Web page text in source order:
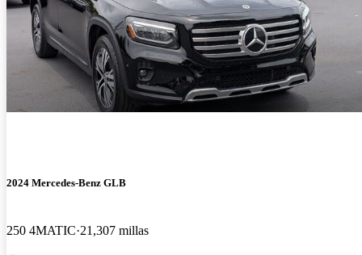
2024 Mercedes-Benz GLB
250 4MATIC 21,307 millas